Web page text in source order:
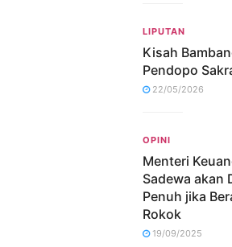
LIPUTAN
Kisah
Pendopo
22/05/2026
OPINI
Menteri
Sadewa akan
Penuh jika
Rokok
19/09/2025